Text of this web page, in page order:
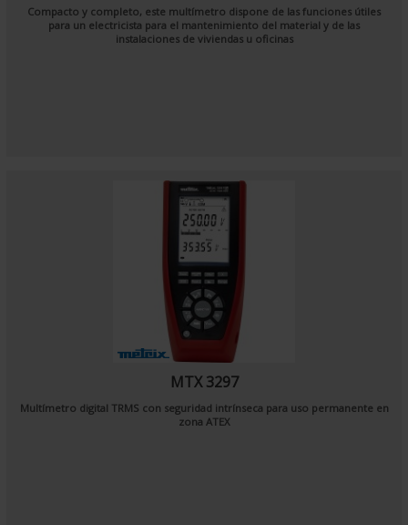
Compacto y completo, este multímetro dispone de las funciones útiles
para un electricista para el mantenimiento del material y de las
instalaciones de viviendas u oficinas
MTX 3297
Multímetro digital TRMS con seguridad intrínseca para uso permanente en
zona ATEX